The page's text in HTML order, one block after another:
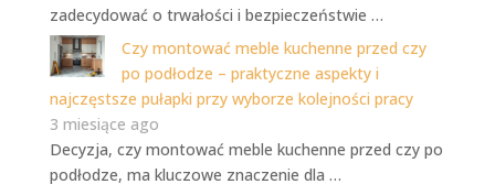
zadecydować o trwałości i bezpieczeństwie …
Czy montować meble kuchenne przed czy
po podłodze – praktyczne aspekty i
najczęstsze pułapki przy wyborze kolejności pracy
3 miesiące ago
Decyzja, czy montować meble kuchenne przed czy po
podłodze, ma kluczowe znaczenie dla …